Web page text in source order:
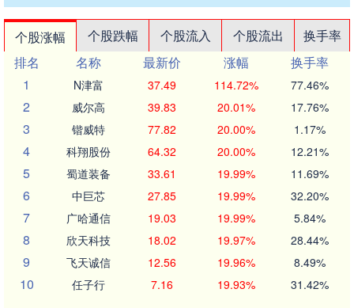
个股涨幅 个股跌幅 个股流入 个股流出
换手率
排名
名称 最新价 涨幅
换手率
1
N津富 37.49 114.72% 77.46%
2 威尔高 39.83 20.01% 17.76%
3 锴威特 77.82 20.00% 1.17%
4 科翔股份 64.32 20.00% 12.21%
5 蜀道装备 33.61 19.99% 11.69%
6 中巨芯 27.85 19.99% 32.20%
7 广哈通信 19.03 19.99% 5.84%
8 欣天科技 18.02 19.97% 28.44%
9 飞天诚信 12.56 19.96% 8.49%
10 任子行 7.16 19.93% 31.42%